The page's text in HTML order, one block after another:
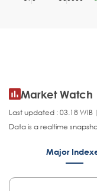
Market Watch
Last updated : 03.18
Data is a realtime
Major